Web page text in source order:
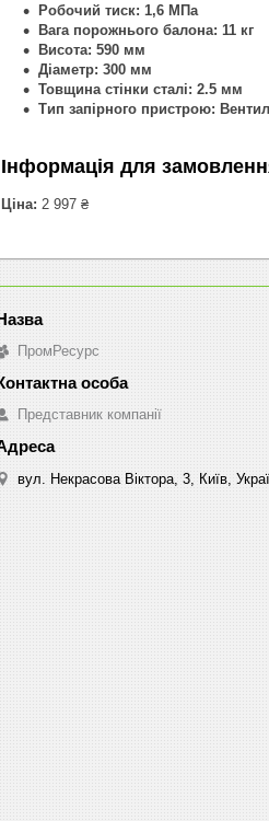
Робочий тиск: 1,6 МПа
Вага порожнього балона: 11 кг
Висота: 590 мм
Діаметр: 300 мм
Товщина стінки сталі: 2.5 мм
Тип запірного пристрою:
Інформація для
Ціна: 2 997 ₴
ПромРесурс
Представник компанії
вул. Некрасова Віктора, 3, Київ,